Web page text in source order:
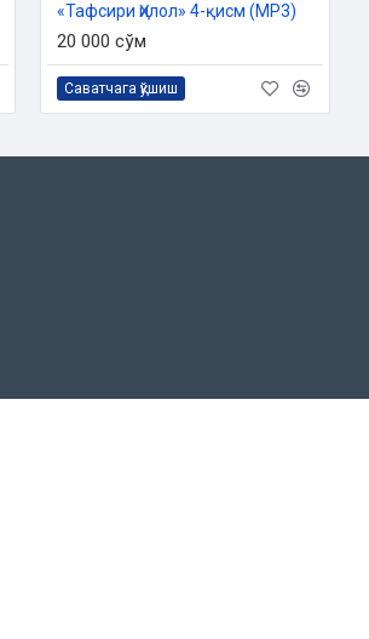
«Тафсири Ҳилол» 4-қисм (MP3)
20 000 сўм
Саватчага қўшиш